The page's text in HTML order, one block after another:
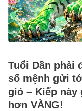
Tuổi Dần phải
số mệnh gửi
gió – Kiếp
hơn VÀNG!